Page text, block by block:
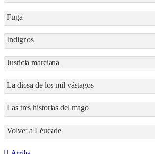
Fuga
Indignos
Justicia marciana
La diosa de los mil vástagos
Las tres historias del mago
Volver a Léucade